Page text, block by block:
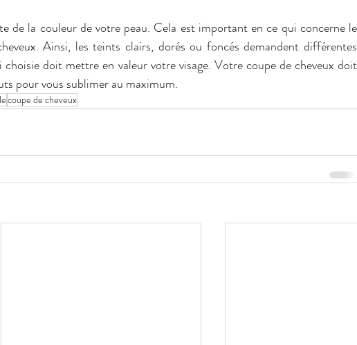
de la couleur de votre peau. Cela est important en ce qui concerne le
Ainsi, les teints clairs, dorés ou foncés demandent différentes
doit mettre en valeur votre visage. Votre coupe de cheveux doit
pour vous sublimer au maximum.
coupe de cheveux